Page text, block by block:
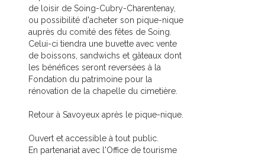
de loisir de Soing-Cubry-Charentenay,
ou possibilité d'acheter son pique-nique
auprès du comité des fêtes de Soing.
Celui-ci tiendra une buvette avec vente
de boissons, sandwichs et gâteaux dont
les bénéfices seront reversées à la
Fondation du patrimoine pour la
rénovation de la chapelle du cimetière.
Retour à Savoyeux après le pique-nique.
Ouvert et accessible à tout public.
En partenariat avec l'Office de tourisme